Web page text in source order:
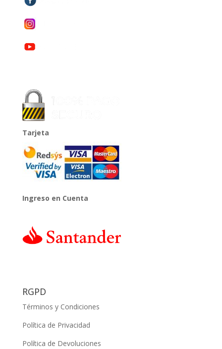
Tarjeta
Ingreso en Cuenta
RGPD
Términos y Condiciones
Política de Privacidad
Política de Devoluciones